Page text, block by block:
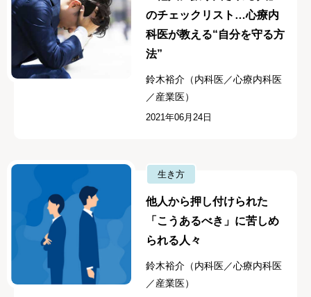
のチェックリスト…心療内
科医が教える“自分を守る方
法”
鈴木裕介（内科医／心療内科医
／産業医）
2021年06月24日
生き方
他人から押し付けられた
「こうあるべき」に苦しめ
られる人々
鈴木裕介（内科医／心療内科医
／産業医）